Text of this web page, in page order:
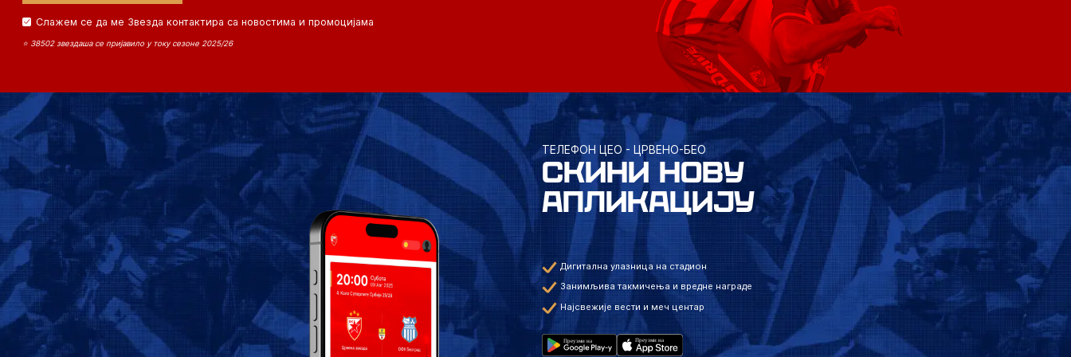
Слажем се да ме Звезда контактира са новостима и промоцијама
⭐ 38502 звездаша се пријавило у току сезоне 2025/26
ТЕЛЕФОН ЦЕО - ЦРВЕНО-БЕО
СКИНИ НОВУ
АПЛИКАЦИЈУ
Дигитална улазница на стадион
Занимљива такмичења и вредне награде
Најсвежије вести и меч центар